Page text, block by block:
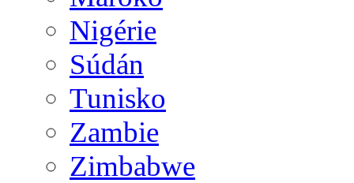
Nigérie
Súdán
Tunisko
Zambie
Zimbabwe